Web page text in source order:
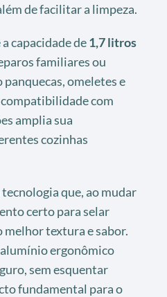
de facilitar a limpeza.
a capacidade de1,7 litros
familiares ou
omeletes e
com
amplia sua
cozinhas
que, ao mudar
certo para selar
textura e sabor.
ergonômico
sem esquentar
fundamental para o